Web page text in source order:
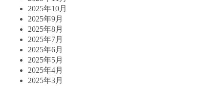
2025年10月
2025年9月
2025年8月
2025年7月
2025年6月
2025年5月
2025年4月
2025年3月